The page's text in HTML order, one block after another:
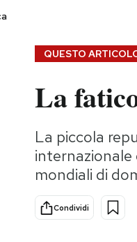
Consumismi
Storie/Idee
Ok Boomer!
QUESTO
La
La piccola
internazionale
mondiali di
Condividi